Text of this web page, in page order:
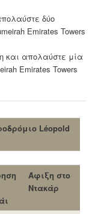
δύο
Emirates Towers
και απολαύστε μία
Emirates Towers
Léopold
Άφιξη στο
Ντακάρ